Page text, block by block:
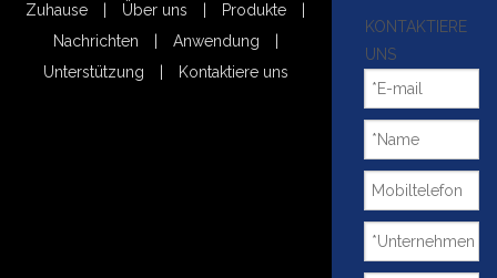
Zuhause Über uns Produkte
Nachrichten
Anwendung
Unterstützung
Kontaktiere uns
KONTAKTIERE
UNS